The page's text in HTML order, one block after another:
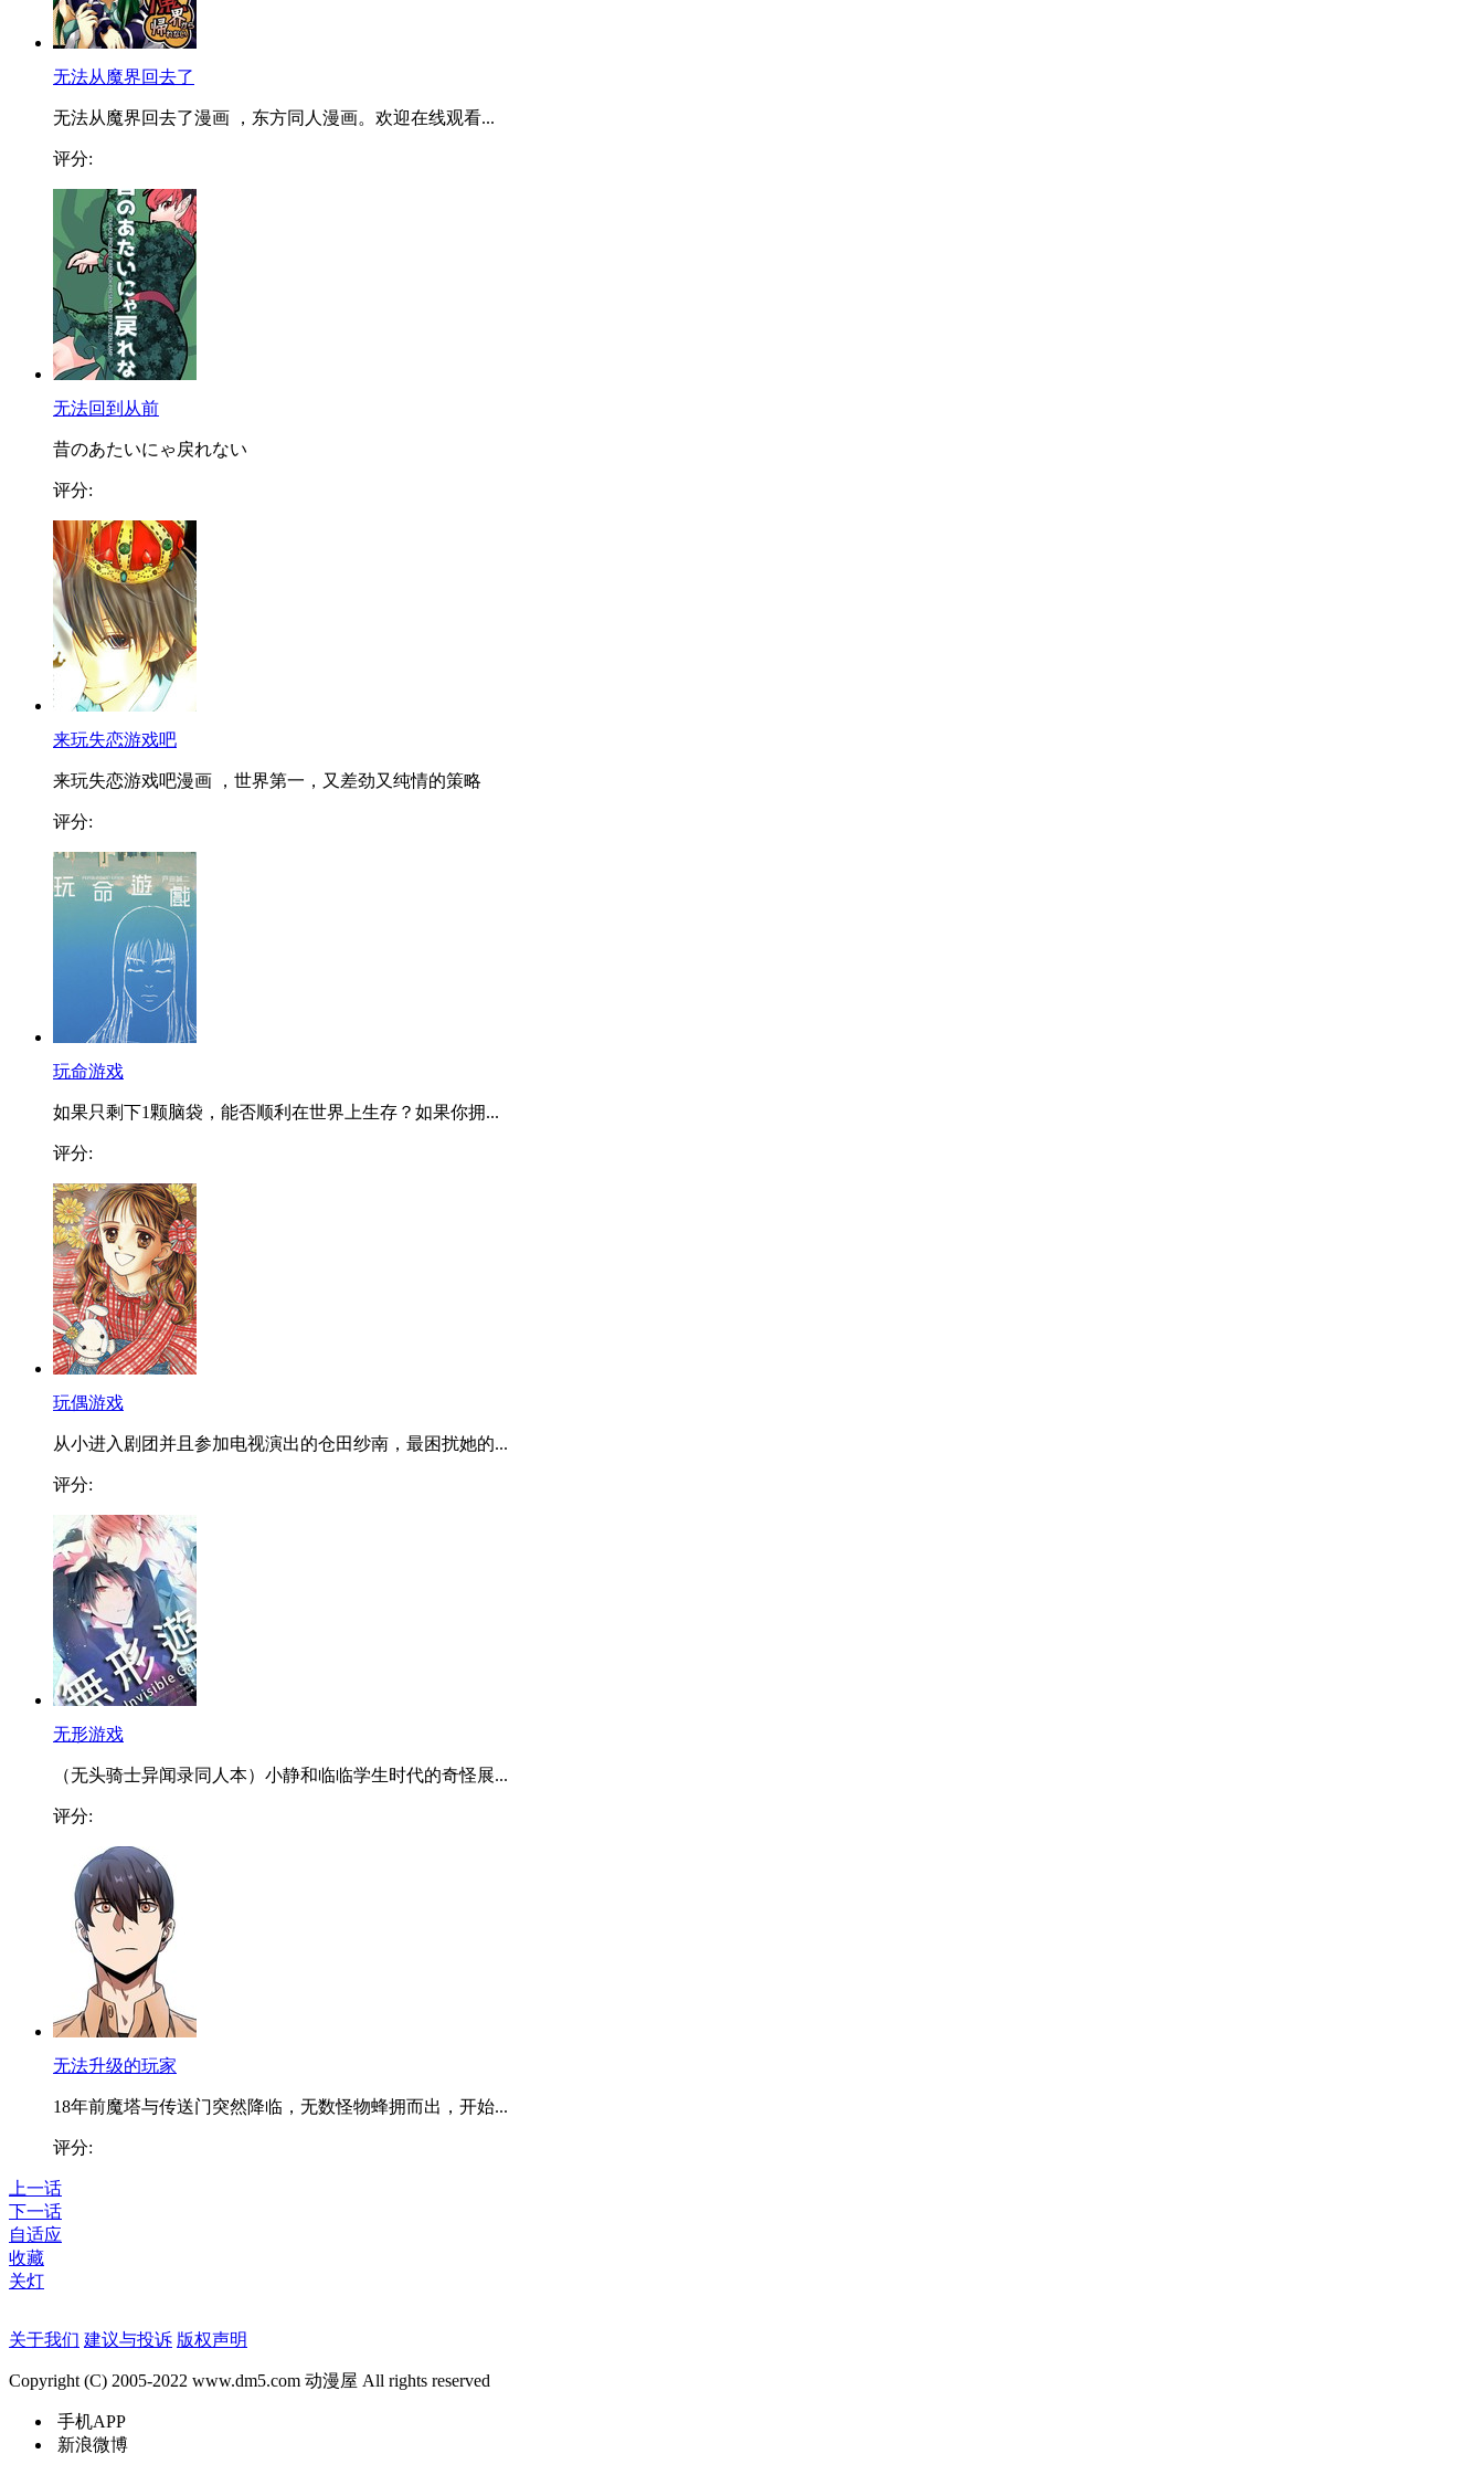
无法从魔界回去了
无法从魔界回去了漫画 ，东方同人漫画。欢迎在线观看...
评分:
无法回到从前
昔のあたいにゃ戻れない
评分:
来玩失恋游戏吧
来玩失恋游戏吧漫画 ，世界第一，又差劲又纯情的策略
评分:
玩命游戏
如果只剩下1颗脑袋，能否顺利在世界上生存？如果你拥...
评分:
玩偶游戏
从小进入剧团并且参加电视演出的仓田纱南，最困扰她的...
评分:
无形游戏
（无头骑士异闻录同人本）小静和临临学生时代的奇怪展...
评分:
无法升级的玩家
18年前魔塔与传送门突然降临，无数怪物蜂拥而出，开始...
评分:
上一话
下一话
自适应
收藏
关灯
关于我们 建议与投诉 版权声明
Copyright (C) 2005-2022 www.dm5.com 动漫屋 All rights reserved
手机APP
新浪微博